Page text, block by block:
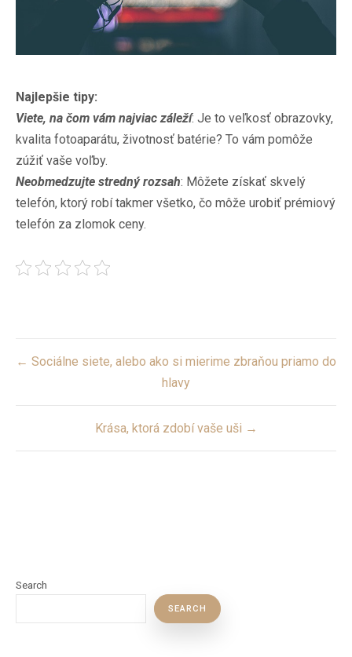
Najlepšie tipy:
Viete, na čom vám najviac záleží: Je to veľkosť obrazovky,
kvalita fotoaparátu, životnosť batérie? To vám pomôže
zúžiť vaše voľby.
Neobmedzujte stredný rozsah: Môžete získať skvelý
telefón, ktorý robí takmer všetko, čo môže urobiť prémiový
telefón za zlomok ceny.
Post
navigation
← Sociálne siete, alebo ako si mierime zbraňou priamo do
hlavy
Krása, ktorá zdobí vaše uši →
Search
SEARCH